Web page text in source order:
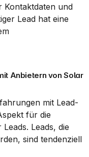
Kontaktdaten und
Lead hat eine
Anbietern von Solar
mit Lead-
für die
Leads, die
sind tendenziell